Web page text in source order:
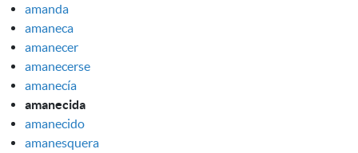
amanda
amaneca
amanecer
amanecerse
amanecía
amanecida
amanecido
amanesquera